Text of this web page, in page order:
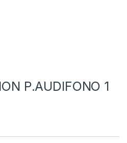
P.AUDIFONO 1